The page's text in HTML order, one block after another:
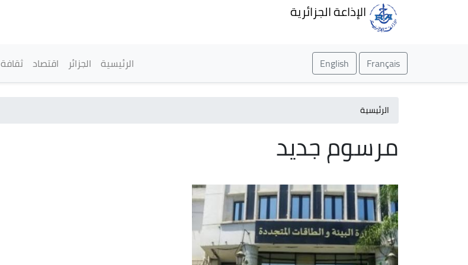
الإذاعة الجزائرية
Français
English القائمة الرئيسية
الرئيسية الجزائر اقتصاد ثقافة
الرئيسية
مرسوم جديد